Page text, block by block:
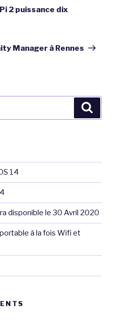
2 puissance dix
Manager à Rennes
14
disponible le 30 Avril 2020
à la fois Wifi et